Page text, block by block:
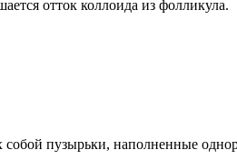
отток коллоида из фолликула.
собой пузырьки, наполненные